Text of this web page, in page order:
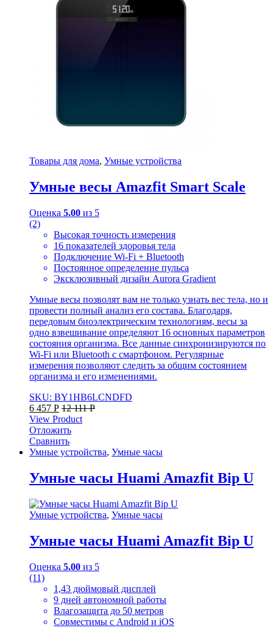
Товары для дома, Умные устройства
Умные весы Amazfit Smart Scale
Оценка 5.00 из 5
(2)
Высокая точность измерения
16 показателей здоровья тела
Подключение Wi-Fi + Bluetooth
Постоянное определение пульса
Эксклюзивный дизайн Aurora Gradient
Умные весы позволят вам не только узнать вес тела, но и
провести полный анализ его состава. Благодаря,
передовым биоэлектрическим технологиям, весы за
одно взвешивание определяют 16 основных параметров
состояния организма. Все данные синхронизируются по
Wi-Fi или Bluetooth с смартфоном. Регулярные
измерения позволяют следить за общим состоянием
организма и его изменениями.
SKU: BY1HB6LCNDFD
6 457 Р 12 111Р
View Product
Отложить
Сравнить
Умные устройства, Умные часы
Умные часы Huami Amazfit Bip U
Умные устройства, Умные часы
Умные часы Huami Amazfit Bip U
Оценка 5.00 из 5
(11)
1,43 дюймовый дисплей
9 дней автономной работы
Влагозащита до 50 метров
Совместимы с Android и iOS